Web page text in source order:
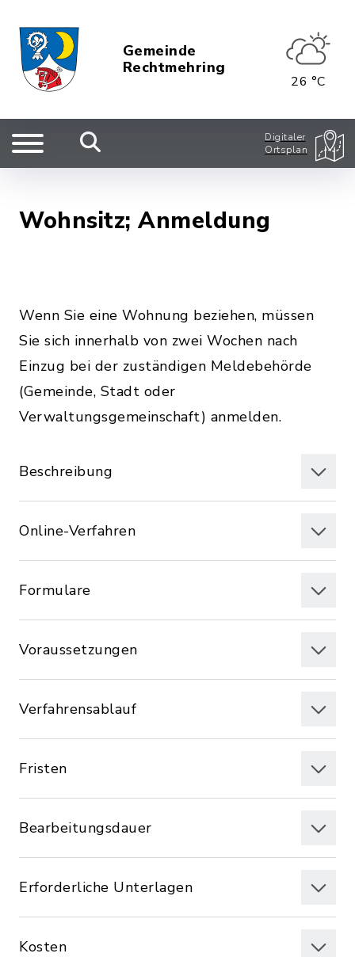
Gemeinde
Rechtmehring
26 °C
Digitaler
Ortsplan
Wohnsitz; Anmeldung
Wenn Sie eine Wohnung beziehen, müssen
Sie sich innerhalb von zwei Wochen nach
Einzug bei der zuständigen Meldebehörde
(Gemeinde, Stadt oder
Verwaltungsgemeinschaft) anmelden.
Beschreibung
Online-Verfahren
Formulare
Voraussetzungen
Verfahrensablauf
Fristen
Bearbeitungsdauer
Erforderliche Unterlagen
Kosten